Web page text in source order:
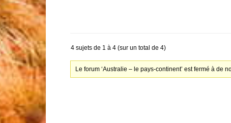
4 sujets de 1 à 4 (sur un total de 4)
Le forum ‘Australie – le pays-continent’ est fermé à de